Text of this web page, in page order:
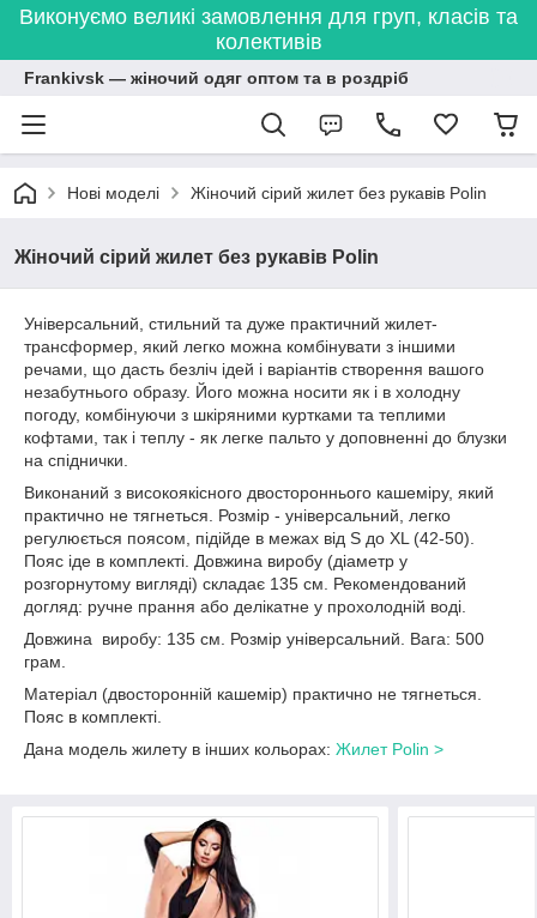
Виконуємо великі замовлення для груп, класів та
колективів
Frankivsk — жіночий одяг оптом та в роздріб
Нові моделі Жіночий сірий жилет без рукавів Polin
Жіночий сірий жилет без рукавів Polin
Універсальний, стильний та дуже практичний жилет-
трансформер, який легко можна комбінувати з іншими
речами, що дасть безліч ідей і варіантів створення вашого
незабутнього образу. Його можна носити як і в холодну
погоду, комбінуючи з шкіряними куртками та теплими
кофтами, так і теплу - як легке пальто у доповненні до блузки
на спіднички.
Виконаний з високоякісного двостороннього кашеміру, який
практично не тягнеться. Розмір - універсальний, легко
регулюється поясом, підійде в межах від S до XL (42-50).
Пояс іде в комплекті. Довжина виробу (діаметр у
розгорнутому вигляді) складає 135 см. Рекомендований
догляд: ручне прання або делікатне у прохолодній воді.
Довжина виробу: 135 см. Розмір універсальний. Вага: 500
грам.
Матеріал (двосторонній кашемір) практично не тягнеться.
Пояс в комплекті.
Дана модель жилету в інших кольорах: Жилет Polin >